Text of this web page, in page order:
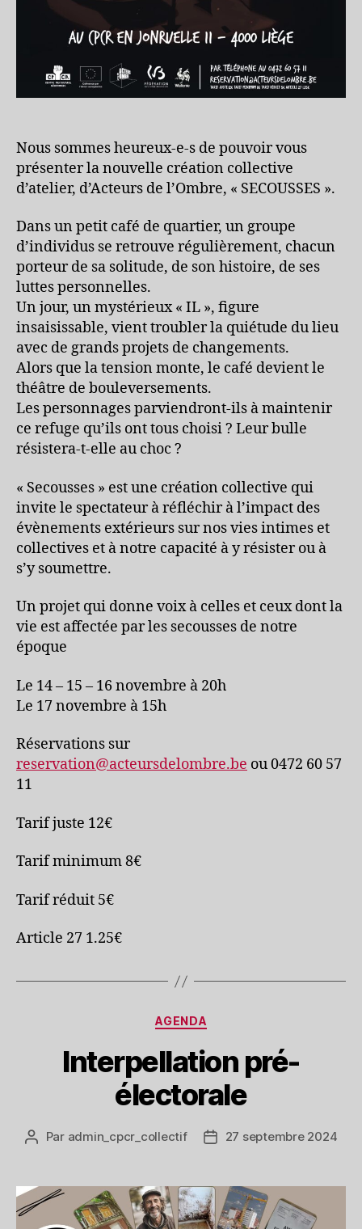
Nous sommes heureux-e-s de pouvoir vous
présenter la nouvelle création collective
d’atelier, d’Acteurs de l’Ombre, « SECOUSSES ».
Dans un petit café de quartier, un groupe
d’individus se retrouve régulièrement, chacun
porteur de sa solitude, de son histoire, de ses
luttes personnelles.
Un jour, un mystérieux « IL », figure
insaisissable, vient troubler la quiétude du lieu
avec de grands projets de changements.
Alors que la tension monte, le café devient le
théâtre de bouleversements.
Les personnages parviendront-ils à maintenir
ce refuge qu’ils ont tous choisi ? Leur bulle
résistera-t-elle au choc ?
« Secousses » est une création collective qui
invite le spectateur à réfléchir à l’impact des
évènements extérieurs sur nos vies intimes et
collectives et à notre capacité à y résister ou à
s’y soumettre.
Un projet qui donne voix à celles et ceux dont la
vie est affectée par les secousses de notre
époque
Le 14 – 15 – 16 novembre à 20h
Le 17 novembre à 15h
Réservations sur
reservation@acteursdelombre.be ou 0472 60 57
11
Tarif juste 12€
Tarif minimum 8€
Tarif réduit 5€
Article 27 1.25€
Catégories
AGENDA
Interpellation pré-
électorale
Auteur
Par admin_cpcr_collectif
Date27 septembre 2024